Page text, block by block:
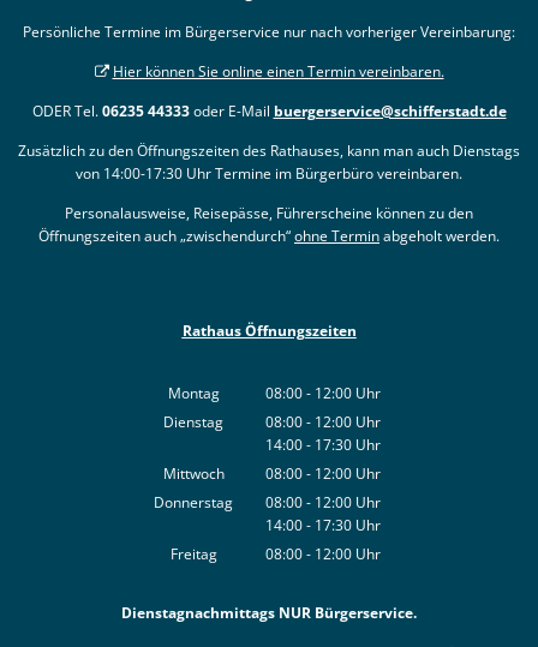
Persönliche Termine im Bürgerservice nur nach vorheriger Vereinbarung:
Hier können Sie online einen Termin vereinbaren.
ODER Tel.06235 44333oder E-Mail buergerservice@schifferstadt.de
Zusätzlich zu den Öffnungszeiten des Rathauses, kann man auch Dienstags
von 14:00-17:30 Uhr Termine im Bürgerbüro vereinbaren.
Personalausweise, Reisepässe, Führerscheine können zu den
Öffnungszeiten auch „zwischendurch“ohne Terminabgeholt werden.
Rathaus Öffnungszeiten
Montag 08:00- 12:00 Uhr
Von 08:00 bis 12:00 Uhr
Dienstag 08:00- 12:00 Uhr
Von 08:00 bis 12:00 Uhr
14:00- 17:30 Uhr
Von 14:00 bis 17:30 Uhr
Mittwoch 08:00- 12:00 Uhr
Von 08:00 bis 12:00 Uhr
Donnerstag 08:00- 12:00 Uhr
Von 08:00 bis 12:00 Uhr
14:00- 17:30 Uhr
Von 14:00 bis 17:30 Uhr
Freitag 08:00- 12:00 Uhr
Dienstagnachmittags NUR Bürgerservice.